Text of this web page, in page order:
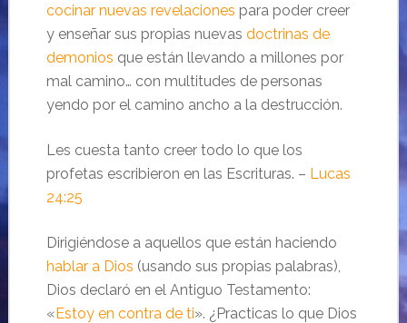
cocinar nuevas revelaciones para poder creer
y enseñar sus propias nuevas doctrinas de
demonios que están llevando a millones por
mal camino… con multitudes de personas
yendo por el camino ancho a la destrucción.
Les cuesta tanto creer todo lo que los
profetas escribieron en las Escrituras. – Lucas
24:25
Dirigiéndose a aquellos que están haciendo
hablar a Dios (usando sus propias palabras),
Dios declaró en el Antiguo Testamento:
«Estoy en contra de ti». ¿Practicas lo que Dios